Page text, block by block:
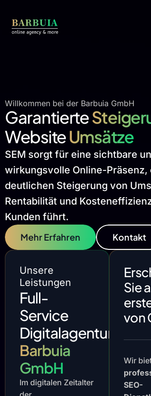
Willkommen bei der Barbuia GmbH
Garantierte
WebsiteUmsätze
SEM sorgt für eine sichtbare
wirkungsvolle Online-Präsenz,
deutlichen Steigerung von
Rentabilität und
Kunden führt.
Mehr Erfahren Kontakt
Unsere
Leistungen
Full-
Service
Digitalagentur
Barbuia
GmbH
Im digitalen Zeitalter
Sie
von
Wir
SEO-